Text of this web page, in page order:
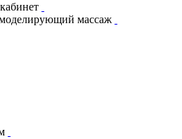
массаж